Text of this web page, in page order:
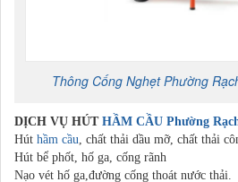
Thông Cống Nghẹt Phường
DỊCH VỤ HÚT HẦM CẦU Phường
Hút hầm cầu , chất thải dầu mỡ, chất thải
Hút bể phốt, hố ga, cống rãnh
Nạo vét hố ga,đường cống thoát nước thải.